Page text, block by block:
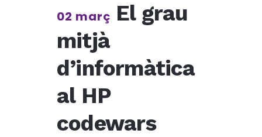
02 març El grau
mitjà
d’informàtica
al HP
codewars